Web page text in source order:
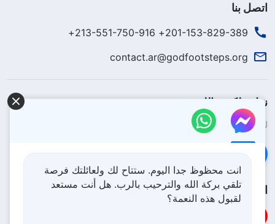
اتصل بنا
201-153-829-389+ 213-551-750-916+
contact.ar@godfootsteps.org
نزل ملكوت الله.
لقد نزلت المملكة بالفعل إلى الأرض! هل تريد دخوله؟
اتبعنا
انت محظوظ جدا اليوم. ستتاح لك ولعائلتك فرصة
تلقي بركة الله والترحيب بالرب. هل أنت مستعد
لقبول هذه النعمة؟